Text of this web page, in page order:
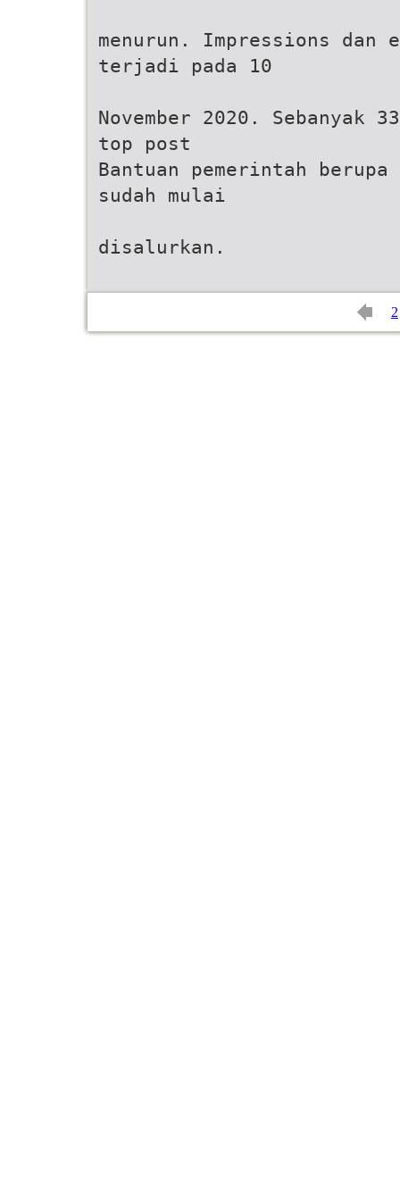
menurun. Impressions dan
terjadi pada 10
November 2020. Sebanyak
top post
Bantuan pemerintah
sudah mulai
disalurkan.
2